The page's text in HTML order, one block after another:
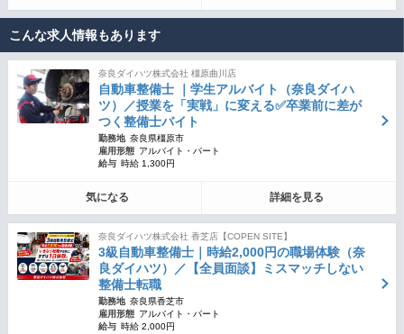
こんな求人情報もあります
奈良ダイハツ株式会社 橿原曲川店
自動車整備士 ｜学生アルバイト（奈良ダイハ
ツ）／授業を「実戦」に変える✅卒業前に差が
つく整備士バイト
勤務地 奈良県橿原市
雇用形態 アルバイト・パート
給与 時給 1,300円
気になる 詳細を見る
奈良ダイハツ株式会社 香芝店【COPEN SITE】
3級自動車整備士｜時給2,000円の職場体験（奈
良ダイハツ）／【全員面談】ミスマッチしない
整備士転職
勤務地 奈良県香芝市
雇用形態 アルバイト・パート
給与 時給 2,000円